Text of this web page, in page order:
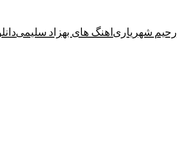
رحیم شهریاریاهنگ های بهزاد سلیمی